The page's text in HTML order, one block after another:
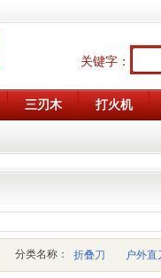
关键字：
三刃木 打火机
分类名称： 折叠刀 户外直